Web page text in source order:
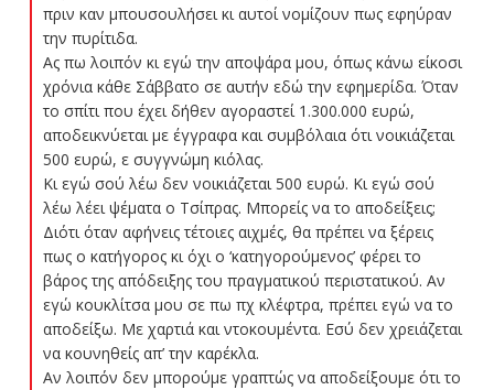
πριν καν μπουσουλήσει κι αυτοί νομίζουν πως εφηύραν
την πυρίτιδα.
Ας πω λοιπόν κι εγώ την αποψάρα μου, όπως κάνω είκοσι
χρόνια κάθε Σάββατο σε αυτήν εδώ την εφημερίδα. Όταν
το σπίτι που έχει δήθεν αγοραστεί 1.300.000 ευρώ,
αποδεικνύεται με έγγραφα και συμβόλαια ότι νοικιάζεται
500 ευρώ, ε συγγνώμη κιόλας.
Κι εγώ σού λέω δεν νοικιάζεται 500 ευρώ. Κι εγώ σού
λέω λέει ψέματα ο Τσίπρας. Μπορείς να το αποδείξεις;
Διότι όταν αφήνεις τέτοιες αιχμές, θα πρέπει να ξέρεις
πως ο κατήγορος κι όχι ο ‘κατηγορούμενος’ φέρει το
βάρος της απόδειξης του πραγματικού περιστατικού. Αν
εγώ κουκλίτσα μου σε πω πχ κλέφτρα, πρέπει εγώ να το
αποδείξω. Με χαρτιά και ντοκουμέντα. Εσύ δεν χρειάζεται
να κουνηθείς απ’ την καρέκλα.
Αν λοιπόν δεν μπορούμε γραπτώς να αποδείξουμε ότι το